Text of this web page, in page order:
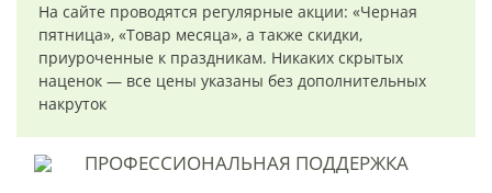
На сайте проводятся регулярные акции: «Черная
пятница», «Товар месяца», а также скидки,
приуроченные к праздникам. Никаких скрытых
наценок — все цены указаны без дополнительных
накруток
ПРОФЕССИОНАЛЬНАЯ ПОДДЕРЖКА